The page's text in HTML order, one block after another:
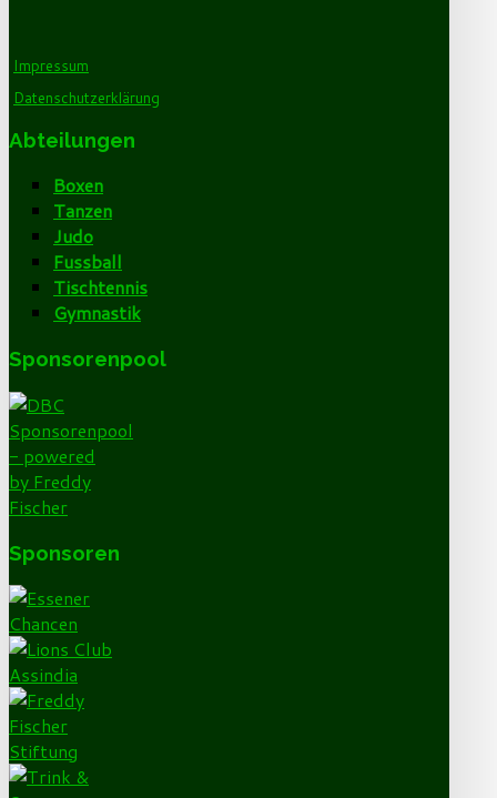
Impressum
Datenschutzerklärung
Abteilungen
Boxen
Tanzen
Judo
Fussball
Tischtennis
Gymnastik
Sponsorenpool
Sponsoren